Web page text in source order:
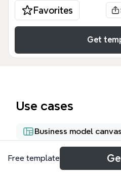
Favorites
Get
Use cases
Business model canvas
About
Free template